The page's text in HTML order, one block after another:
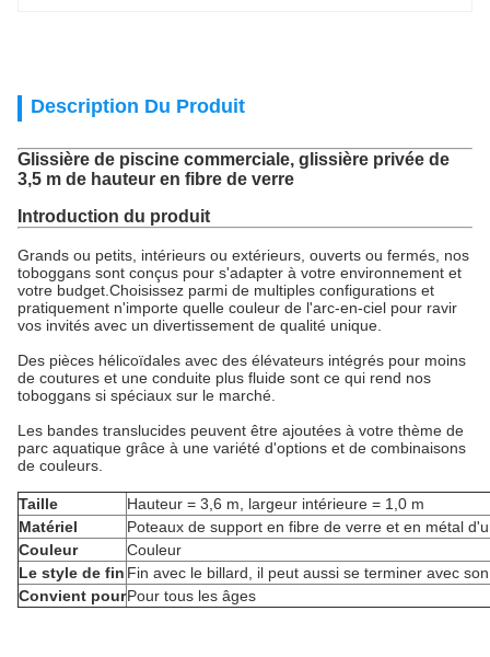
Description Du Produit
Glissière de piscine commerciale, glissière privée de
3,5 m de hauteur en fibre de verre
Introduction du produit
Grands ou petits, intérieurs ou extérieurs, ouverts ou fermés, nos
toboggans sont conçus pour s'adapter à votre environnement et
votre budget.Choisissez parmi de multiples configurations et
pratiquement n'importe quelle couleur de l'arc-en-ciel pour ravir
vos invités avec un divertissement de qualité unique.
Des pièces hélicoïdales avec des élévateurs intégrés pour moins
de coutures et une conduite plus fluide sont ce qui rend nos
toboggans si spéciaux sur le marché.
Les bandes translucides peuvent être ajoutées à votre thème de
parc aquatique grâce à une variété d'options et de combinaisons
de couleurs.
Taille
Hauteur = 3,6 m, largeur intérieure = 1,0 m
Matériel
Poteaux de support en fibre de verre et en métal
Couleur
Couleur
Le style de fin Fin avec le billard, il peut aussi se terminer avec
Convient pourPour tous les âges